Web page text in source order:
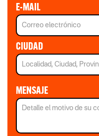
E-MAIL
CIUDAD
MENSAJE